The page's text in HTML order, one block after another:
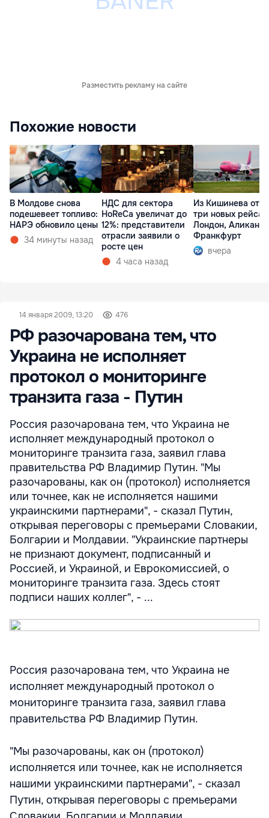
Разместить рекламу на сайте
Похожие новости
В Молдове снова
подешевеет топливо:
НАРЭ обновило цены
34 минуты назад
НДС для сектора
HoReCa увеличат до
12%: представители
отрасли заявили о
росте цен
4 часа назад
Из Кишинева
три новых рейса
Лондон,
Франкфурт
вчера
14 января 2009, 13:20 476
РФ разочарована тем, что
Украина не исполняет
протокол о мониторинге
транзита газа - Путин
Россия разочарована тем, что Украина не
исполняет международный протокол о
мониторинге транзита газа, заявил глава
правительства РФ Владимир Путин. "Мы
разочарованы, как он (протокол) исполняется
или точнее, как не исполняется нашими
украинскими партнерами", - сказал Путин,
открывая переговоры с премьерами Словакии,
Болгарии и Молдавии. "Украинские партнеры
не признают документ, подписанный и
Россией, и Украиной, и Еврокомиссией, о
мониторинге транзита газа. Здесь стоят
подписи наших коллег", - ...
Россия разочарована тем, что Украина не
исполняет международный протокол о
мониторинге транзита газа, заявил глава
правительства РФ Владимир Путин.
"Мы разочарованы, как он (протокол)
исполняется или точнее, как не исполняется
нашими украинскими партнерами", - сказал
Путин, открывая переговоры с премьерами